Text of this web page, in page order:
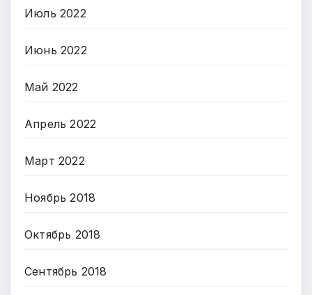
Июль 2022
Июнь 2022
Май 2022
Апрель 2022
Март 2022
Ноябрь 2018
Октябрь 2018
Сентябрь 2018